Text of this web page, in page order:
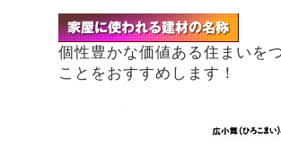
個性豊かな価値ある住まいを
ことをおすすめします！